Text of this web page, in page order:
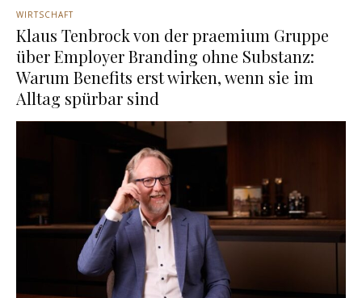
WIRTSCHAFT
Klaus Tenbrock von der praemium Gruppe
über Employer Branding ohne Substanz:
Warum Benefits erst wirken, wenn sie im
Alltag spürbar sind